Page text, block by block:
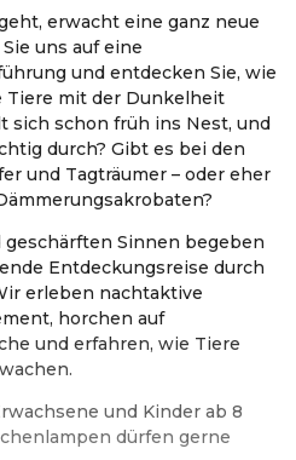
erwacht eine ganz neue
uns auf eine
und entdecken Sie, wie
mit der Dunkelheit
sich schon früh ins Nest, und
durch? Gibt es bei den
und Tagträumer – oder eher
Sinnen begeben
Entdeckungsreise durch
erleben nachtaktive
horchen auf
und erfahren, wie Tiere
und Kinder ab 8
dürfen gerne